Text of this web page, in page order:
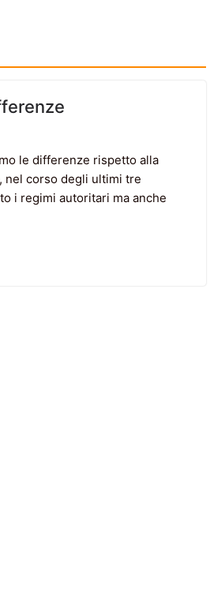
le differenze rispetto alla
nel corso degli ultimi tre
i regimi autoritari ma anche